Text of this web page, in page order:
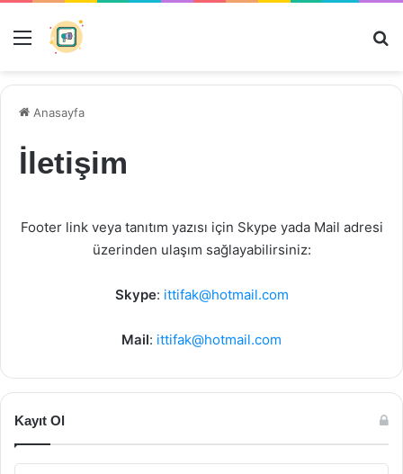
Menü
Anasayfa
İletişim
Footer link veya tanıtım yazısı için Skype yada Mail adresi
üzerinden ulaşım sağlayabilirsiniz:
Skype: ittifak@hotmail.com
Mail: ittifak@hotmail.com
Kayıt Ol